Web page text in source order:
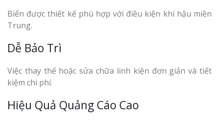
Biển được thiết kế phù hợp với điều kiện khí hậu miền
Trung.
Dễ Bảo Trì
Việc thay thế hoặc sửa chữa linh kiện đơn giản và tiết
kiệm chi phí.
Hiệu Quả Quảng Cáo Cao